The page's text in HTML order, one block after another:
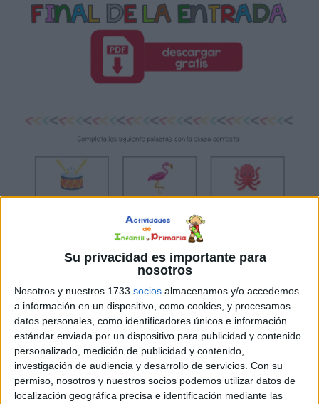
Su privacidad es importante para
nosotros
Nosotros y nuestros 1733 socios almacenamos y/o accedemos
a información en un dispositivo, como cookies, y procesamos
datos personales, como identificadores únicos e información
estándar enviada por un dispositivo para publicidad y contenido
personalizado, medición de publicidad y contenido,
investigación de audiencia y desarrollo de servicios. Con su
permiso, nosotros y nuestros socios podemos utilizar datos de
localización geográfica precisa e identificación mediante las